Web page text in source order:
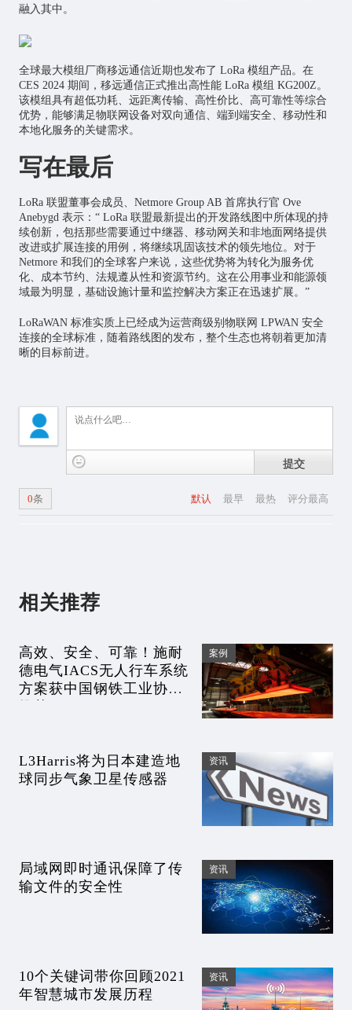
融入其中。
全球最大模组厂商移远通信近期也发布了 LoRa 模组产品。在
CES 2024 期间，移远通信正式推出高性能 LoRa 模组 KG200Z。
该模组具有超低功耗、远距离传输、高性价比、高可靠性等综合
优势，能够满足物联网设备对双向通信、端到端安全、移动性和
本地化服务的关键需求。
写在最后
LoRa 联盟董事会成员、Netmore Group AB 首席执行官 Ove
Anebygd 表示：“ LoRa 联盟最新提出的开发路线图中所体现的持
续创新，包括那些需要通过中继器、移动网关和非地面网络提供
改进或扩展连接的用例，将继续巩固该技术的领先地位。对于
Netmore 和我们的全球客户来说，这些优势将为转化为服务优
化、成本节约、法规遵从性和资源节约。这在公用事业和能源领
域最为明显，基础设施计量和监控解决方案正在迅速扩展。”
LoRaWAN 标准实质上已经成为运营商级别物联网 LPWAN 安全
连接的全球标准，随着路线图的发布，整个生态也将朝着更加清
晰的目标前进。
提交
默认 最早 最热 评分最高
0条
相关推荐
高效、安全、可靠！施耐
德电气IACS无人行车系统
方案获中国钢铁工业协会
案例
L3Harris将为日本建造地
球同步气象卫星传感器
资讯
局域网即时通讯保障了传
输文件的安全性
资讯
10个关键词带你回顾2021
年智慧城市发展历程
资讯